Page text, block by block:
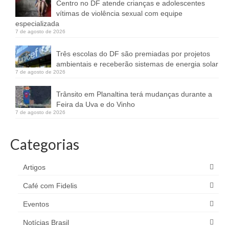
Centro no DF atende crianças e adolescentes
vítimas de violência sexual com equipe
especializada
7 de agosto de 2026
Três escolas do DF são premiadas por projetos
ambientais e receberão sistemas de energia solar
7 de agosto de 2026
Trânsito em Planaltina terá mudanças durante a
Feira da Uva e do Vinho
7 de agosto de 2026
Categorias
Artigos
Café com Fidelis
Eventos
Notícias Brasil